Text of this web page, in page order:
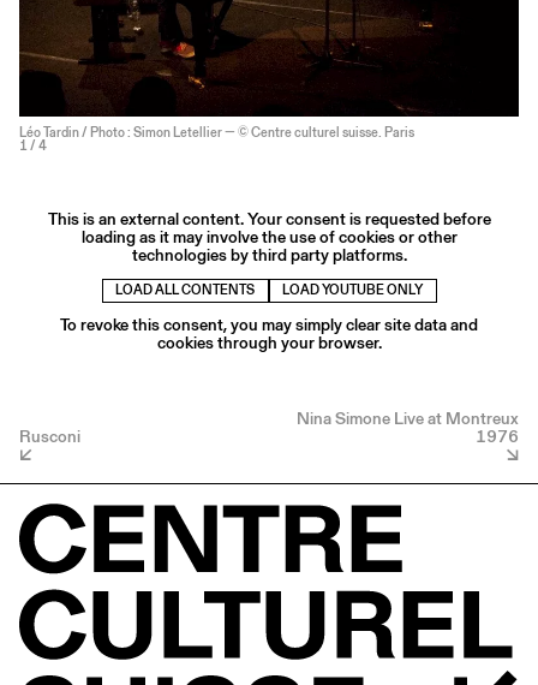
Léo Tardin / Photo : Simon Letellier — © Centre culturel suisse. Paris
1 / 4
This is an external content. Your consent is requested before
loading as it may involve the use of cookies or other
technologies by third party platforms.
LOAD ALL CONTENTS LOAD YOUTUBE ONLY
To revoke this consent, you may simply clear site data and
cookies through your browser.
Rusconi
Nina Simone Live at Montreux
1976